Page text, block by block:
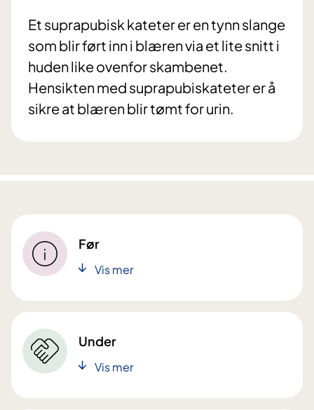
Et suprapubisk kateter er en tynn slange
som blir ført inn i blæren via et lite snitt i
huden like ovenfor skambenet.
Hensikten med suprapubiskateter er å
sikre at blæren blir tømt for urin.
Før
Vis mer
Under
Vis mer